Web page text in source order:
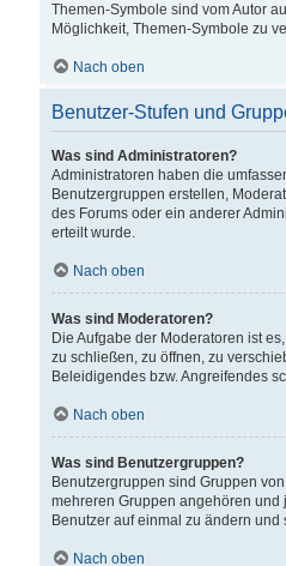
Themen-Symbole sind vom Autor
Möglichkeit, Themen-Symbole zu
Nach oben
Benutzer-Stufen und
Was sind Administratoren?
Administratoren haben die
Benutzergruppen erstellen,
des Forums oder ein anderer
erteilt wurde.
Nach oben
Was sind Moderatoren?
Die Aufgabe der Moderatoren ist
zu schließen, zu öffnen, zu
Beleidigendes bzw. Angreifendes
Nach oben
Was sind Benutzergruppen?
Benutzergruppen sind Gruppen
mehreren Gruppen angehören
Benutzer auf einmal zu ändern
Nach oben